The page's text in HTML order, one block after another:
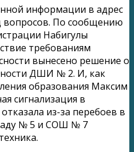
информации в адрес
вопросов. По сообщению
Набигулы
требованиям
вынесено решение о
ДШИ № 2. И, как
образования Максим
сигнализация в
из-за перебоев в
№ 5 и СОШ № 7